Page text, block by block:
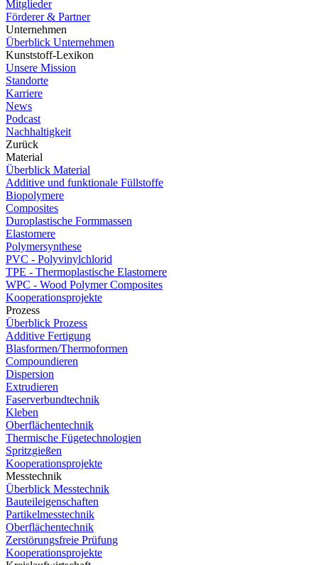
Mitglieder
Förderer & Partner
Unternehmen
Überblick Unternehmen
Kunststoff-Lexikon
Unsere Mission
Standorte
Karriere
News
Podcast
Nachhaltigkeit
Zurück
Material
Überblick Material
Additive und funktionale Füllstoffe
Biopolymere
Composites
Duroplastische Formmassen
Elastomere
Polymersynthese
PVC - Polyvinylchlorid
TPE - Thermoplastische Elastomere
WPC - Wood Polymer Composites
Kooperationsprojekte
Prozess
Überblick Prozess
Additive Fertigung
Blasformen/Thermoformen
Compoundieren
Dispersion
Extrudieren
Faserverbundtechnik
Kleben
Oberflächentechnik
Thermische Fügetechnologien
Spritzgießen
Kooperationsprojekte
Messtechnik
Überblick Messtechnik
Bauteileigenschaften
Partikelmesstechnik
Oberflächentechnik
Zerstörungsfreie Prüfung
Kooperationsprojekte